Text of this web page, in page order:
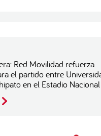
Red Movilidad refuerza
el partido entre
en el Estadio Nacional